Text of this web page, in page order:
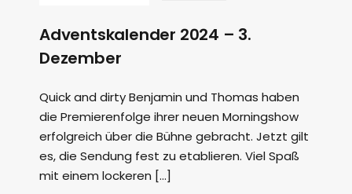
Adventskalender 2024 – 3.
Dezember
Quick and dirty Benjamin und Thomas haben
die Premierenfolge ihrer neuen Morningshow
erfolgreich über die Bühne gebracht. Jetzt gilt
es, die Sendung fest zu etablieren. Viel Spaß
mit einem lockeren […]